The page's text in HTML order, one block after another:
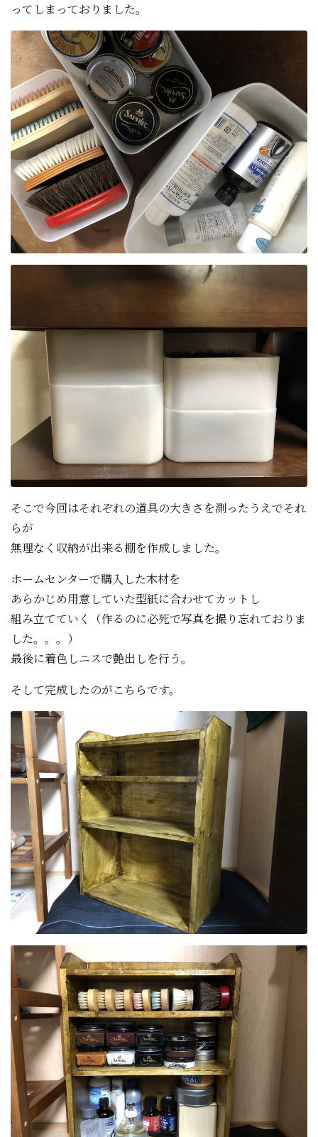
ってしまっておりました。
そこで今回はそれぞれの道具の大きさを測ったうえでそれ
らが
無理なく収納が出来る棚を作成しました。
ホームセンターで購入した木材を
あらかじめ用意していた型紙に合わせてカットし
組み立てていく（作るのに必死で写真を撮り忘れておりま
した。。。）
最後に着色しニスで艶出しを行う。
そして完成したのがこちらです。